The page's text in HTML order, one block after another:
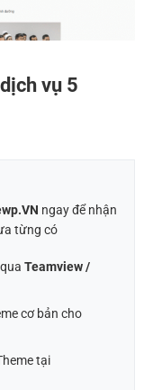
vụ 5
ngay để nhận
từng có
Teamview /
cơ bản cho
tại